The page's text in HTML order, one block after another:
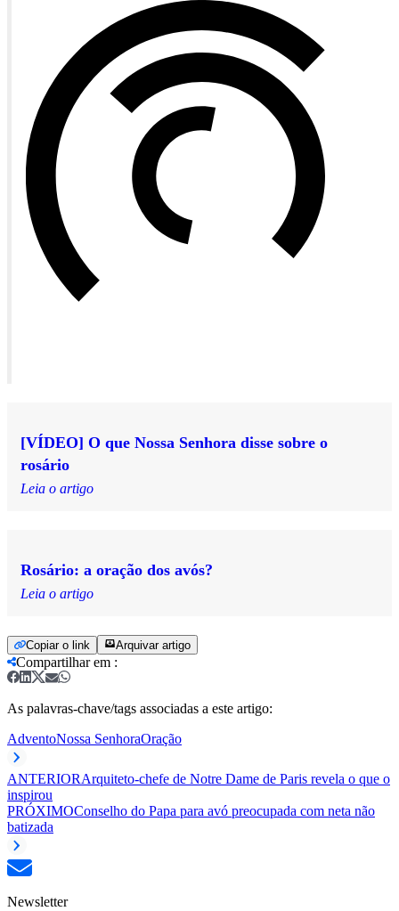
[VÍDEO] O que Nossa Senhora disse sobre o
rosário
Leia o artigo
Rosário: a oração dos avós?
Leia o artigo
Copiar o link Arquivar artigo
Compartilhar em :
As palavras-chave/tags associadas a este artigo:
AdventoNossa SenhoraOração
ANTERIORArquiteto-chefe de Notre Dame de Paris revela o que o
inspirou
PRÓXIMOConselho do Papa para avó preocupada com neta não
batizada
Newsletter